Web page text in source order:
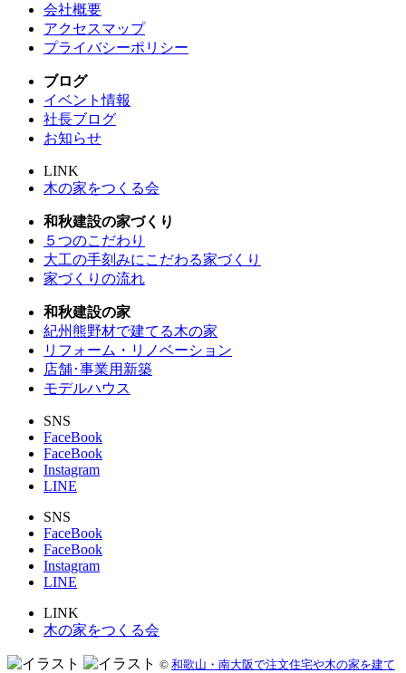
会社概要
アクセスマップ
プライバシーポリシー
ブログ
イベント情報
社長ブログ
お知らせ
LINK
木の家をつくる会
和秋建設の家づくり
５つのこだわり
大工の手刻みにこだわる家づくり
家づくりの流れ
和秋建設の家
紀州熊野材で建てる木の家
リフォーム・リノベーション
店舗･事業用新築
モデルハウス
SNS
FaceBook
FaceBook
Instagram
LINE
SNS
FaceBook
FaceBook
Instagram
LINE
LINK
木の家をつくる会
© 和歌山・南大阪で注文住宅や木の家を建て